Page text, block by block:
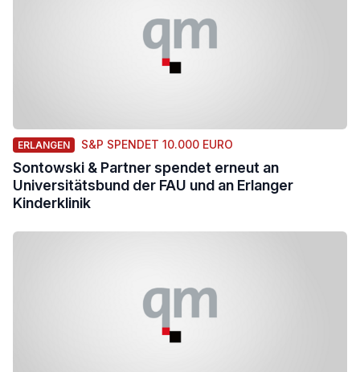
ERLANGEN S&P SPENDET 10.000 EURO
Sontowski & Partner spendet erneut an
Universitätsbund der FAU und an Erlanger
Kinderklinik